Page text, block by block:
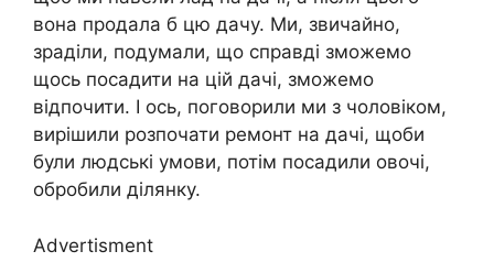
вона продала б цю дачу. Ми, звичайно,
зраділи, подумали, що справді зможемо
щось посадити на цій дачі, зможемо
відпочити. І ось, поговорили ми з чоловіком,
вирішили розпочати ремонт на дачі, щоби
були людські умови, потім посадили овочі,
обробили ділянку.
Advertisment